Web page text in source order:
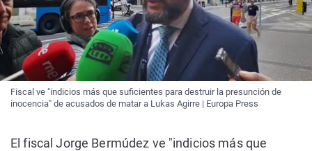
Fiscal ve "indicios más que suficientes para destruir la presunción de
inocencia" de acusados de matar a Lukas Agirre | Europa Press
El fiscal Jorge Bermúdez ve "indicios más que